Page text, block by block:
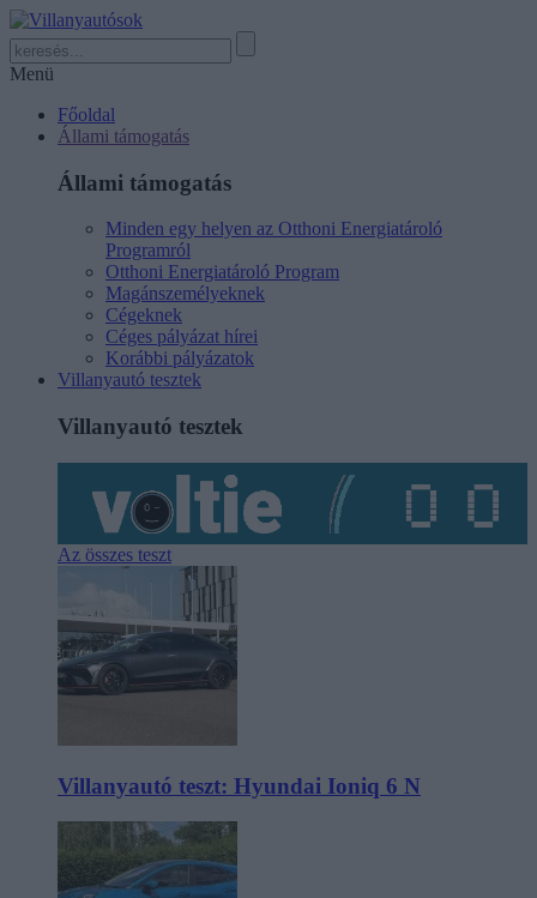
Menü
Főoldal
Állami támogatás
Állami támogatás
Minden egy helyen az Otthoni Energiatároló
Programról
Otthoni Energiatároló Program
Magánszemélyeknek
Cégeknek
Céges pályázat hírei
Korábbi pályázatok
Villanyautó tesztek
Villanyautó tesztek
Az összes teszt
Villanyautó teszt: Hyundai Ioniq 6 N